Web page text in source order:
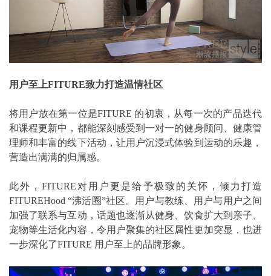
用户至上FITURE致力打造温情社区
将用户放在第一位是FITURE 的初衷，从每一次的产品迭代
和课程更新中，都能深刻感受到一对一的健身顾问、健康管
理师和丰富的线下活动，让用户沉浸式体验到运动的乐趣，
营造出满满的归属感。
此外，FITURE对用户更是给予极致的关怀，倾力打造
FITUREHood “沸活圈”社区。用户与教练、用户与用户之间
加强了联系与互动，话题也逐渐从健身、饮食扩大到亲子、
宠物等生活化内容，令用户聚集的社区属性更加突显，也进
一步深化了FITURE 用户至上的品牌形象。